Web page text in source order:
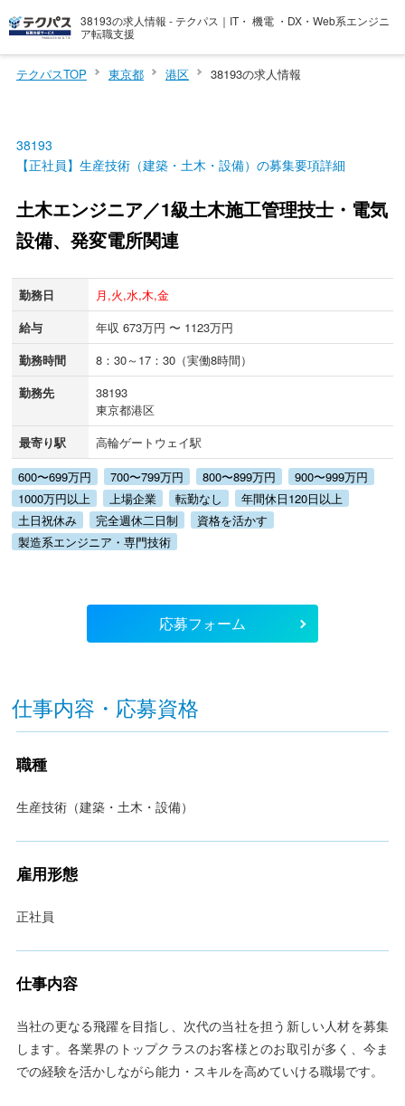
38193の求人情報 - テクパス｜IT・ 機電 ・DX・Web系エンジニ
ア転職支援
テクパスTOP 東京都 港区 38193の求人情報
38193
【正社員】生産技術（建築・土木・設備）の募集要項詳細
土木エンジニア／1級土木施工管理技士・電気
設備、発変電所関連
勤務日
月,火,水,木,金
給与
年収 673万円 〜 1123万円
勤務時間
8：30～17：30（実働8時間）
勤務先
38193
東京都港区
最寄り駅
高輪ゲートウェイ駅
600〜699万円
700〜799万円 800〜899万円
900〜999万円
1000万円以上
上場企業 転勤なし
年間休日120日以上
土日祝休み
完全週休二日制
資格を活かす
製造系エンジニア・専門技術
応募フォーム
仕事内容・応募資格
職種
生産技術（建築・土木・設備）
雇用形態
正社員
仕事内容
当社の更なる飛躍を目指し、次代の当社を担う新しい人材を募集
します。各業界のトップクラスのお客様とのお取引が多く、今ま
での経験を活かしながら能力・スキルを高めていける職場です。